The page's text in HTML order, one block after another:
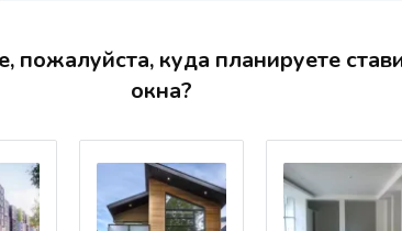
пожалуйста, куда планируете
окна?